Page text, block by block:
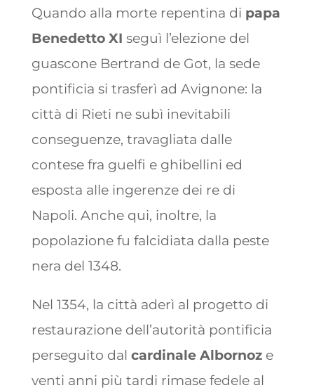
Quando alla morte repentina di papa
Benedetto XI seguì l’elezione del
guascone Bertrand de Got, la sede
pontificia si trasferì ad Avignone: la
città di Rieti ne subì inevitabili
conseguenze, travagliata dalle
contese fra guelfi e ghibellini ed
esposta alle ingerenze dei re di
Napoli. Anche qui, inoltre, la
popolazione fu falcidiata dalla peste
nera del 1348.
Nel 1354, la città aderì al progetto di
restaurazione dell’autorità pontificia
perseguito dal cardinale Albornoze
venti anni più tardi rimase fedele al